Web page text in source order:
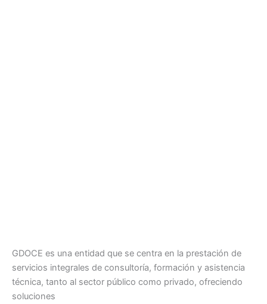
GDOCE es una entidad que se centra en la prestación de
servicios integrales de consultoría, formación y asistencia
técnica, tanto al sector público como privado, ofreciendo
soluciones